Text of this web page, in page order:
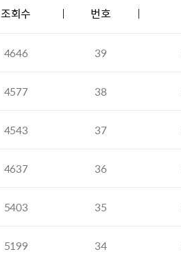
조회수 번호
4646 39
4577 38
4543 37
4637 36
5403 35
5199 34